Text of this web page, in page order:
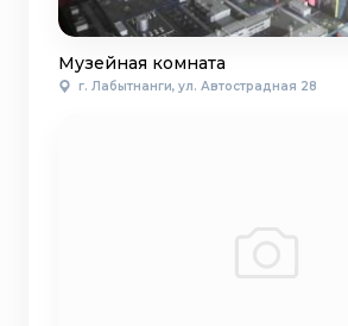
Музейная комната
г. Лабытнанги, ул. Автострадная 28